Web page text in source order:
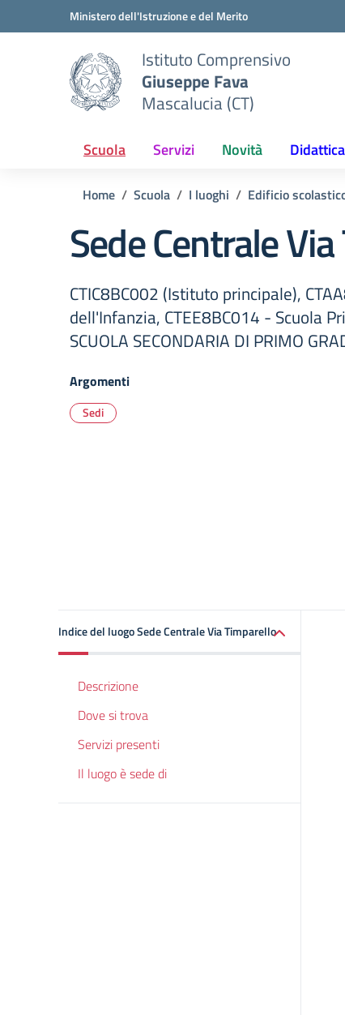
Vai ai contenuti
Vai al menu di navigazioneMinistero dell'Istruzione e del Merito
Istituto Comprensivo
Giuseppe Fava
Mascalucia (CT)
Scuola Servizi Novità Didattica
Home Scuola I luoghi Edificio
Sede Centrale
CTIC8BC002 (Istituto principale),
dell'Infanzia, CTEE8BC014 - Scuola
SCUOLA SECONDARIA DI PRIMO
Argomenti
Sedi
Indice del luogo Sede Centrale Via Timparello
Descrizione
Dove si trova
Servizi presenti
Il luogo è sede di